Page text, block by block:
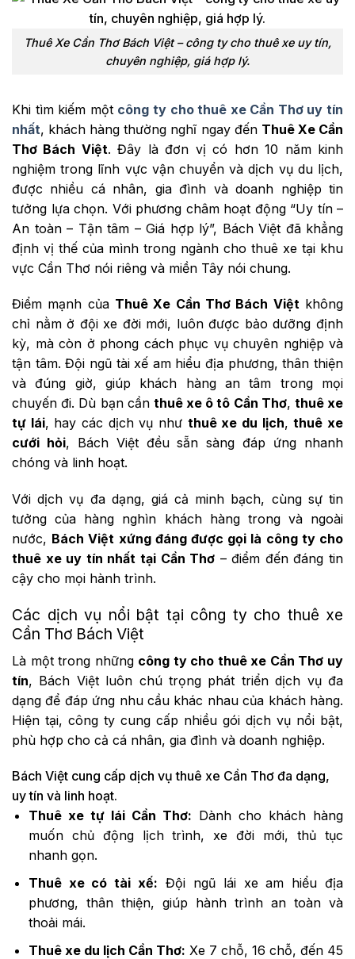
Thuê Xe Cần Thơ Bách Việt – công ty cho thuê xe uy tín,
chuyên nghiệp, giá hợp lý.
Khi tìm kiếm một công ty cho thuê xe Cần Thơ uy tín
nhất, khách hàng thường nghĩ ngay đến Thuê Xe Cần
Thơ Bách Việt. Đây là đơn vị có hơn 10 năm kinh
nghiệm trong lĩnh vực vận chuyển và dịch vụ du lịch,
được nhiều cá nhân, gia đình và doanh nghiệp tin
tưởng lựa chọn. Với phương châm hoạt động “Uy tín –
An toàn – Tận tâm – Giá hợp lý”, Bách Việt đã khẳng
định vị thế của mình trong ngành cho thuê xe tại khu
vực Cần Thơ nói riêng và miền Tây nói chung.
Điểm mạnh của Thuê Xe Cần Thơ Bách Việtkhông
chỉ nằm ở đội xe đời mới, luôn được bảo dưỡng định
kỳ, mà còn ở phong cách phục vụ chuyên nghiệp và
tận tâm. Đội ngũ tài xế am hiểu địa phương, thân thiện
và đúng giờ, giúp khách hàng an tâm trong mọi
chuyến đi. Dù bạn cần thuê xe ô tô Cần Thơ, thuê xe
tự lái, hay các dịch vụ như thuê xe du lịch,thuê xe
cưới hỏi, Bách Việt đều sẵn sàng đáp ứng nhanh
chóng và linh hoạt.
Với dịch vụ đa dạng, giá cả minh bạch, cùng sự tin
tưởng của hàng nghìn khách hàng trong và ngoài
nước, Bách Việt xứng đáng được gọi là công ty cho
thuê xe uy tín nhất tại Cần Thơ – điểm đến đáng tin
cậy cho mọi hành trình.
Các dịch vụ nổi bật tại công ty cho thuê xe
Cần Thơ Bách Việt
Là một trong những công ty cho thuê xe Cần Thơ uy
tín, Bách Việt luôn chú trọng phát triển dịch vụ đa
dạng để đáp ứng nhu cầu khác nhau của khách hàng.
Hiện tại, công ty cung cấp nhiều gói dịch vụ nổi bật,
phù hợp cho cả cá nhân, gia đình và doanh nghiệp.
Bách Việt cung cấp dịch vụ thuê xe Cần Thơ đa dạng,
uy tín và linh hoạt.
Thuê xe tự lái Cần Thơ: Dành cho khách hàng
muốn chủ động lịch trình, xe đời mới, thủ tục
nhanh gọn.
Thuê xe có tài xế: Đội ngũ lái xe am hiểu địa
phương, thân thiện, giúp hành trình an toàn và
thoải mái.
Thuê xe du lịch Cần Thơ: Xe 7 chỗ, 16 chỗ, đến 45